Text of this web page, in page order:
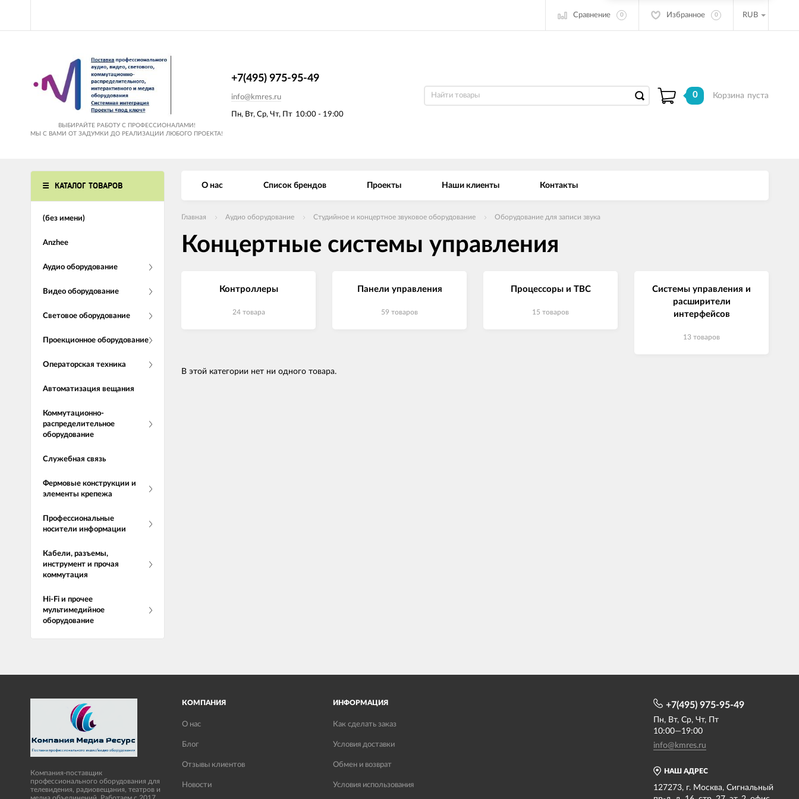
Сравнение 0 Избранное 0 RUB
ВЫБИРАЙТЕ РАБОТУ С ПРОФЕССИОНАЛАМИ!
МЫ С ВАМИ ОТ ЗАДУМКИ ДО РЕАЛИЗАЦИИ ЛЮБОГО ПРОЕКТА!
Пн, Вт, Ср, Чт, Пт 10:00 - 19:00
+7(495) 975-95-49
info@kmres.ru 0 Корзина пуста
КАТАЛОГ ТОВАРОВ
(без имени)
Anzhee
Аудио оборудование
Видео оборудование
Световое оборудование
Проекционное оборудование
Операторская техника
Автоматизация вещания
Коммутационно-
распределительное
оборудование
Служебная связь
Фермовые конструкции и
элементы крепежа
Профессиональные
носители информации
Кабели, разъемы,
инструмент и прочая
коммутация
Hi-Fi и прочее
мультимедийное
оборудование
О нас Список брендов Проекты Наши клиенты Контакты
Главная Аудио оборудование Студийное и концертное звуковое оборудование Оборудование для записи звука
Концертные системы управления
Контроллеры
24 товара
Панели управления
59 товаров
Процессоры и ТВС
15 товаров
Системы управления и
расширители
интерфейсов
13 товаров
В этой категории нет ни одного товара.
Компания-поставщик
профессионального оборудования для
телевидения, радиовещания, театров и
КОМПАНИЯ
О нас
Блог
Отзывы клиентов
Новости
ИНФОРМАЦИЯ
Как сделать заказ
Условия доставки
Обмен и возврат
Условия использования
НАШ АДРЕС
127273, г. Москва, Сигнальный
+7(495) 975-95-49
Пн, Вт, Ср, Чт, Пт
10:00—19:00
info@kmres.ru